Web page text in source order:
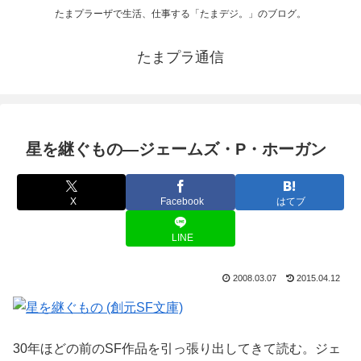
たまプラーザで生活、仕事する「たまデジ。」のブログ。
たまプラ通信
星を継ぐもの―ジェームズ・P・ホーガン
X Facebook はてブ
LINE
2008.03.07 2015.04.12
30年ほどの前のSF作品を引っ張り出してきて読む。ジェ